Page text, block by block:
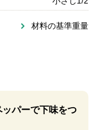
材料の基準重量
ッパーで下味をつ